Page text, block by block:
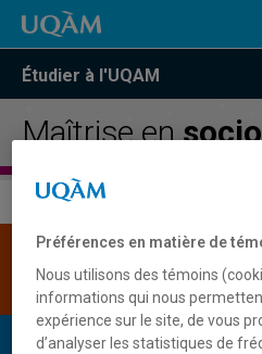
Étudier à l'UQAM
Maîtrise en
disponible.Cliquez ici
Présentation du programme
Préférences en matière de
Nous utilisons des témoins
informations qui nous
expérience sur le site, de vous
d’analyser les statistiques de